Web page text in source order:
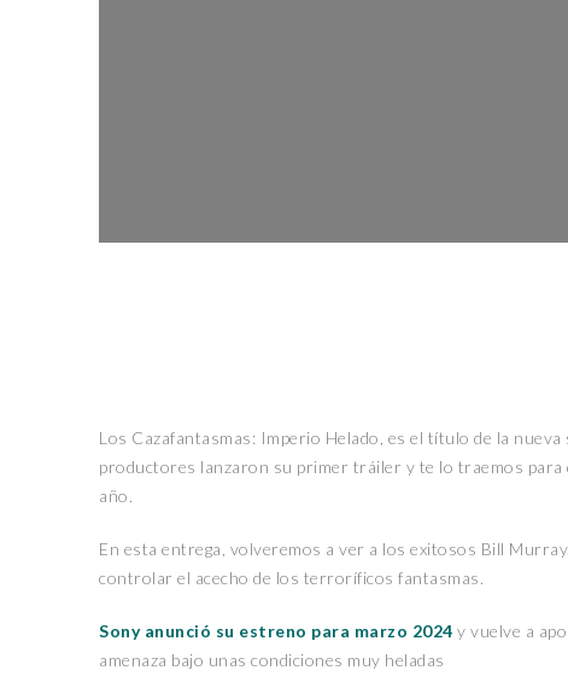
Los Cazafantasmas: Imperio Helado, es el título de la
productores lanzaron su primer tráiler y te lo traemos para
año.
En esta entrega, volveremos a ver a los exitosos Bill
controlar el acecho de los terroríficos fantasmas.
Sony anunció su estreno para marzo 2024 y vuelve a
amenaza bajo unas condiciones muy heladas